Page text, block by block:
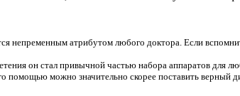
непременным атрибутом любого доктора. Если
он стал привычной частью набора аппаратов для
помощью можно значительно скорее поставить верный